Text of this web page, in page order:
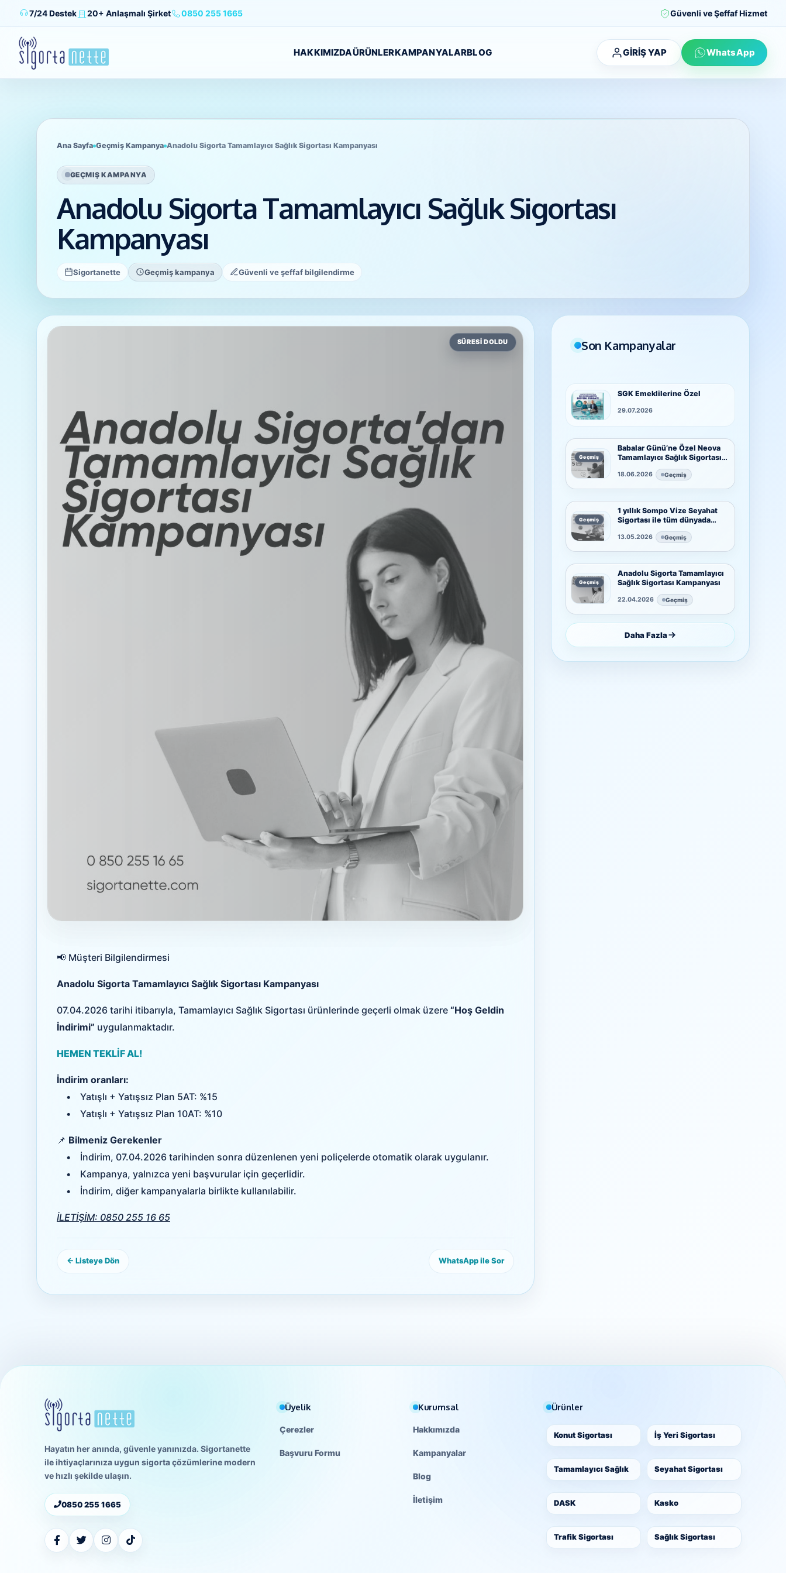
7/24 Destek 20+ Anlaşmalı Şirket 0850 255 1665 Güvenli ve Şeffaf Hizmet
HAKKIMIZDAÜRÜNLERKAMPANYALARBLOG GİRİŞ YAP WhatsApp
ÜRÜNLER
KAMPANYALAR
Ana Sayfa Geçmiş Kampanya Anadolu Sigorta Tamamlayıcı Sağlık Sigortası Kampanyası
GEÇMIŞ KAMPANYA
Anadolu Sigorta Tamamlayıcı Sağlık Sigortası
Kampanyası
Sigortanette Geçmiş kampanya Güvenli ve şeffaf bilgilendirme
📢 Müşteri Bilgilendirmesi
Anadolu Sigorta Tamamlayıcı Sağlık Sigortası Kampanyası
07.04.2026 tarihi itibarıyla, Tamamlayıcı Sağlık Sigortası ürünlerinde geçerli olmak üzere “Hoş Geldin
İndirimi” uygulanmaktadır.
HEMEN TEKLİF AL!
İndirim oranları:
• Yatışlı + Yatışsız Plan 5AT: %15
• Yatışlı + Yatışsız Plan 10AT: %10
📌 Bilmeniz Gerekenler
• İndirim, 07.04.2026 tarihinden sonra düzenlenen yeni poliçelerde otomatik olarak uygulanır.
• Kampanya, yalnızca yeni başvurular için geçerlidir.
• İndirim, diğer kampanyalarla birlikte kullanılabilir.
İLETİŞİM: 0850 255 16 65
← Listeye Dön WhatsApp ile Sor
Son Kampanyalar
SGK Emeklilerine Özel
29.07.2026
Geçmiş
Babalar Günü’ne Özel Neova
Tamamlayıcı Sağlık Sigortası
18.06.2026 Geçmiş
Geçmiş
1 yıllık Sompo Vize Seyahat
Sigortası ile tüm dünyada
13.05.2026 Geçmiş
Geçmiş
Anadolu Sigorta Tamamlayıcı
Sağlık Sigortası Kampanyası
22.04.2026 Geçmiş
Daha Fazla
Hayatın her anında, güvenle yanınızda. Sigortanette
ile ihtiyaçlarınıza uygun sigorta çözümlerine modern
ve hızlı şekilde ulaşın.
0850 255 1665
Üyelik
Çerezler
Başvuru Formu
Kurumsal
Hakkımızda
Kampanyalar
Blog
İletişim
Ürünler
Konut Sigortası İş Yeri Sigortası
Tamamlayıcı Sağlık Seyahat Sigortası
DASK Kasko
Trafik Sigortası Sağlık Sigortası